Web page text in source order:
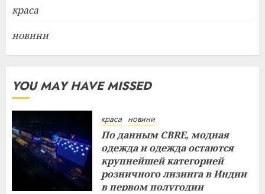
краса
новини
YOU MAY HAVE MISSED
краса новини
По данным CBRE, модная
одежда и одежда остаются
крупнейшей категорией
розничного лизинга в Индии
в первом полугодии